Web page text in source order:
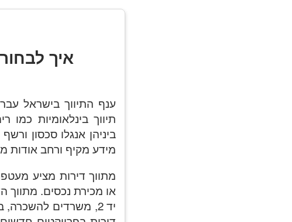
איך
ענף התיווך בישראל
תיווך בינלאומיות
ביניהן אנגלו סכסון
מידע מקיף ורחב אודות
מתווך דירות מציע
או מכירת נכסים. מתווך
יד 2, משרדים